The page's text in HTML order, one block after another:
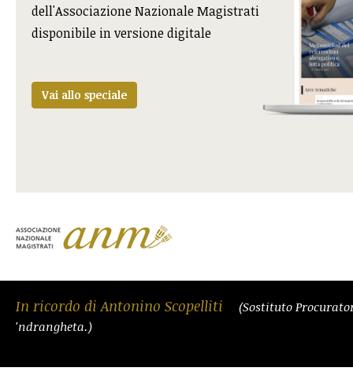
dell'Associazione Nazionale Magistrati
disponibile in versione digitale
Vai allo speciale
In ricordo di Antonino Scopelliti
(Sostituto
'ndrangheta.)